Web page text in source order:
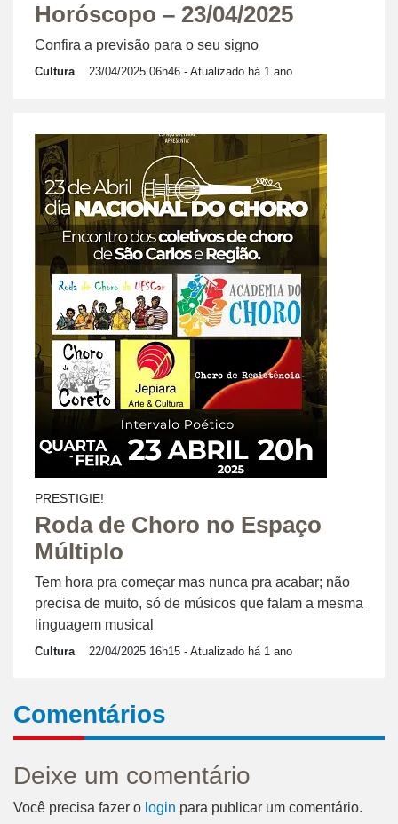
Horóscopo – 23/04/2025
Confira a previsão para o seu signo
Cultura 23/04/2025 06h46 - Atualizado há 1 ano
PRESTIGIE!
Roda de Choro no Espaço
Múltiplo
Tem hora pra começar mas nunca pra acabar; não
precisa de muito, só de músicos que falam a mesma
linguagem musical
Cultura 22/04/2025 16h15 - Atualizado há 1 ano
Comentários
Deixe um comentário
Você precisa fazer o login para publicar um comentário.